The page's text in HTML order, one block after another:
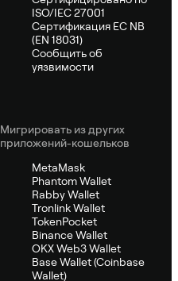
ISO/IEC 27001
Сертификация ЕС NB
(EN 18031)
Сообщить об
уязвимости
Мигрировать из других
приложений-кошельков
MetaMask
Phantom Wallet
Rabby Wallet
Tronlink Wallet
TokenPocket
Binance Wallet
OKX Web3 Wallet
Base Wallet (Coinbase
Wallet)